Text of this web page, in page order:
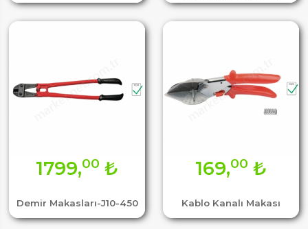
Demir Makasları-J10-450
1799,00 ₺
Kablo Kanalı Makası
169,00 ₺